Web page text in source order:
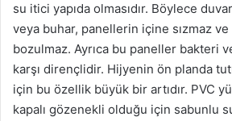
su itici yapıda olmasıdır. Böylece
veya buhar, panellerin içine sızmaz
bozulmaz. Ayrıca bu paneller bakteri
karşı dirençlidir. Hijyenin ön planda
için bu özellik büyük bir artıdır. PVC
kapalı gözenekli olduğu için sabunlu